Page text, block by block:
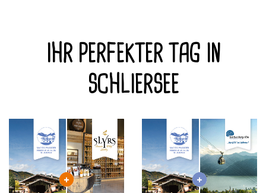
IHR PERFEKTER TAG IN
SCHLIERSEE